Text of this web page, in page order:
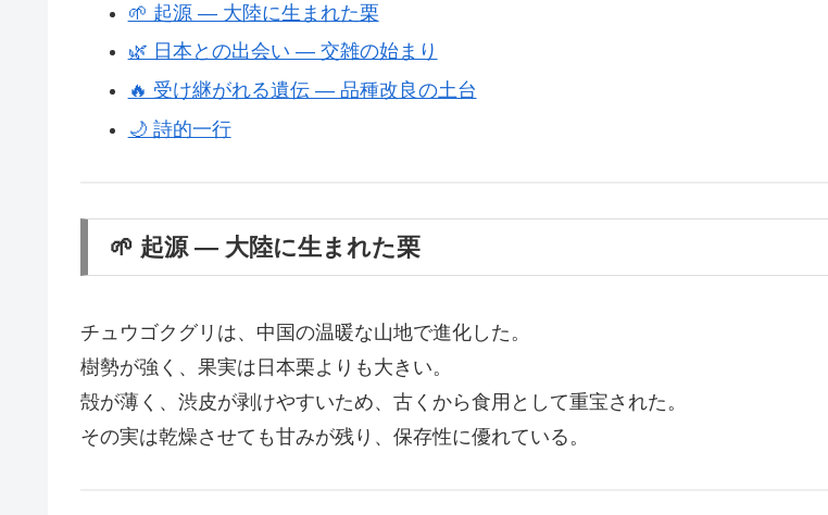
🌱 起源 ― 大陸に生まれた栗
🌿 日本との出会い ― 交雑の始まり
🔥 受け継がれる遺伝 ― 品種改良の土台
🌙 詩的一行
🌱 起源 ― 大陸に生まれた栗
チュウゴクグリは、中国の温暖な山地で進化した。
樹勢が強く、果実は日本栗よりも大きい。
殻が薄く、渋皮が剥けやすいため、古くから食用として重宝された。
その実は乾燥させても甘みが残り、保存性に優れている。